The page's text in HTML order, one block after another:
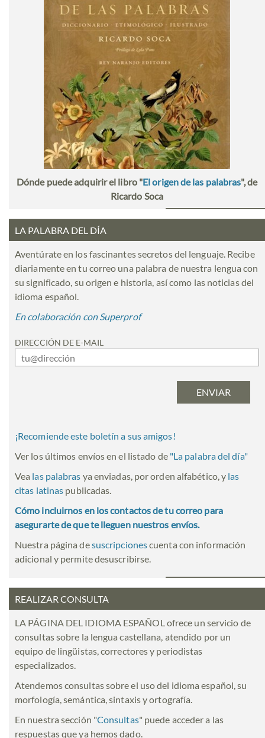
Dónde puede adquirir el libro "El origen de las palabras", de
Ricardo Soca
LA PALABRA DEL DÍA
Aventúrate en los fascinantes secretos del lenguaje. Recibe
diariamente en tu correo una palabra de nuestra lengua con
su significado, su origen e historia, así como las noticias del
idioma español.
En colaboración con Superprof
DIRECCIÓN DE E-MAIL
¡Recomiende este boletín a sus amigos!
Ver los últimos envíos en el listado de "La palabra del día"
Vea las palabras ya enviadas, por orden alfabético, y las
citas latinas publicadas.
Cómo incluirnos en los contactos de tu correo para
asegurarte de que te lleguen nuestros envíos.
Nuestra página desuscripcionescuenta con información
adicional y permite desuscribirse.
REALIZAR CONSULTA
LA PÁGINA DEL IDIOMA ESPAÑOL ofrece un servicio de
consultas sobre la lengua castellana, atendido por un
equipo de lingüistas, correctores y periodistas
especializados.
Atendemos consultas sobre el uso del idioma español, su
morfología, semántica, sintaxis y ortografía.
En nuestra sección "Consultas" puede acceder a las
respuestas que ya hemos dado.